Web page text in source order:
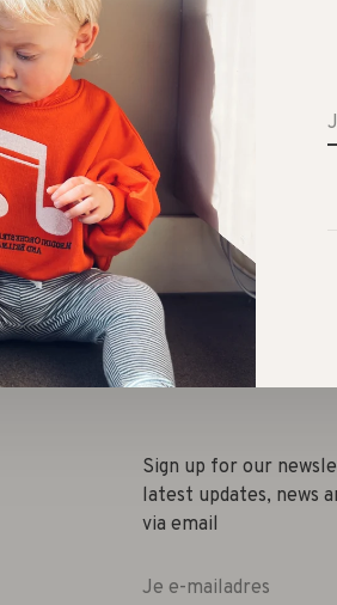
Sign up for our
latest updates, news
via email